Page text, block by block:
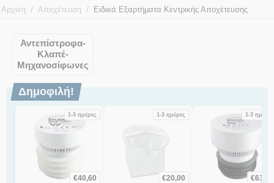
Αρχική / Αποχέτευση / Ειδικά Εξαρτήματα Κεντρικής Αποχέτευσης
Αντεπίστροφα-
Κλαπέ-
Μηχανοσίφωνες
Δημοφιλή!
1-3 ημέρες
€40,60
1-3 ημέρες
€20,00
1-3 ημέρες
€63,70